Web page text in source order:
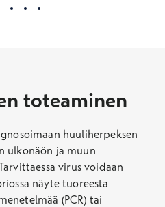
toteaminen
huuliherpeksen
ulkonäön ja muun
virus voidaan
näyte tuoreesta
(PCR) tai